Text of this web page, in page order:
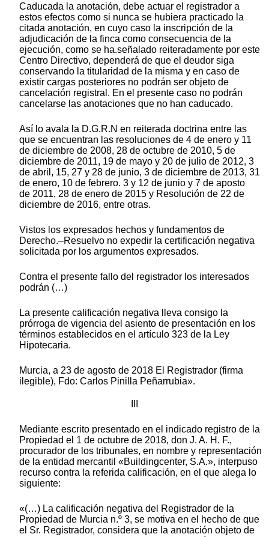
Caducada la anotación, debe actuar el registrador a
estos efectos como si nunca se hubiera practicado la
citada anotación, en cuyo caso la inscripción de la
adjudicación de la finca como consecuencia de la
ejecución, como se ha.señalado reiteradamente por este
Centro Directivo, dependerá de que el deudor siga
conservando la titularidad de la misma y en caso de
existir cargas posteriores no podrán ser objeto de
cancelación registral. En el presente caso no podrán
cancelarse las anotaciones que no han caducado.
Así lo avala la D.G.R.N en reiterada doctrina entre las
que se encuentran las resoluciones de 4 de enero y 11
de diciembre de 2008, 28 de octubre de 2010, 5 de
diciembre de 2011, 19 de mayo y 20 de julio de 2012, 3
de abril, 15, 27 y 28 de junio, 3 de diciembre de 2013, 31
de enero, 10 de febrero. 3 y 12 de junio y 7 de aposto
de 2011, 28 de enero de 2015 y Resolución de 22 de
diciembre de 2016, entre otras.
Vistos los expresados hechos y fundamentos de
Derecho.–Resuelvo no expedir la certificación negativa
solicitada por los argumentos expresados.
Contra el presente fallo del registrador los interesados
podrán (…)
La presente calificación negativa lleva consigo la
prórroga de vigencia del asiento de presentación en los
términos establecidos en el artículo 323 de la Ley
Hipotecaria.
Murcia, a 23 de agosto de 2018 El Registrador (firma
ilegible), Fdo: Carlos Pinilla Peñarrubia».
Mediante escrito presentado en el indicado registro de la
Propiedad el 1 de octubre de 2018, don J. A. H. F.,
procurador de los tribunales, en nombre y representación
de la entidad mercantil «Buildingcenter, S.A.», interpuso
recurso contra la referida calificación, en el que alega lo
siguiente:
«(…) La calificación negativa del Registrador de la
Propiedad de Murcia n.º 3, se motiva en el hecho de que
el Sr. Registrador, considera que la anotación objeto de